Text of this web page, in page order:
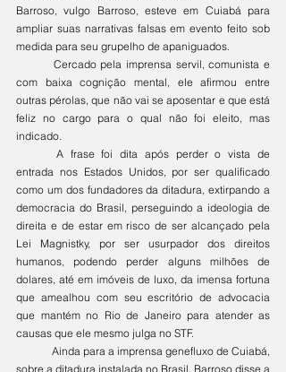
Barroso, vulgo Barroso, esteve em Cuiabá para
ampliar suas narrativas falsas em evento feito sob
medida para seu grupelho de apaniguados.
com baixa cognição mental, ele afirmou entre
outras pérolas, que não vai se aposentar e que está
feliz no cargo para o qual não foi eleito, mas
indicado.
entrada nos Estados Unidos, por ser qualificado
como um dos fundadores da ditadura, extirpando a
democracia do Brasil, perseguindo a ideologia de
direita e de estar em risco de ser alcançado pela
Lei Magnistky, por ser usurpador dos direitos
humanos, podendo perder alguns milhões de
dolares, até em imóveis de luxo, da imensa fortuna
que amealhou com seu escritório de advocacia
que mantém no Rio de Janeiro para atender as
causas que ele mesmo julga no STF.
sobre a ditadura instalada no Brasil, Barroso disse a